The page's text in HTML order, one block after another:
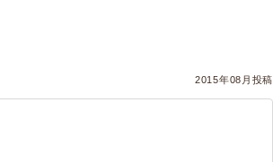
2015年08月投稿